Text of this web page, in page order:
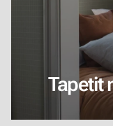
Tapetit